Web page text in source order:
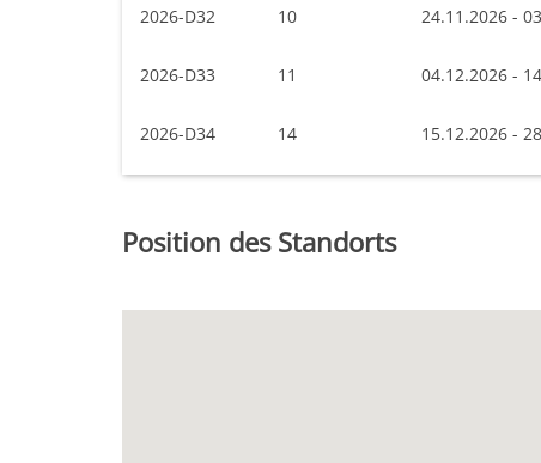
2026-D32 10 24.11.2026 -
2026-D33 11 04.12.2026 -
2026-D34 14 15.12.2026 -
Position des Standorts